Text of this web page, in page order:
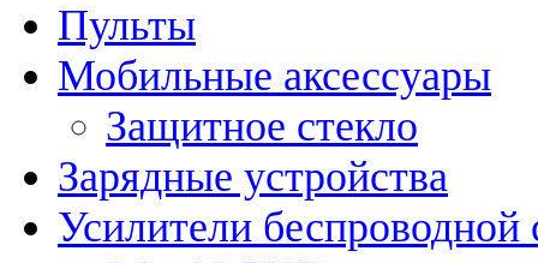
Пульты
Мобильные аксессуары
Защитное стекло
Зарядные устройства
Усилители беспроводной